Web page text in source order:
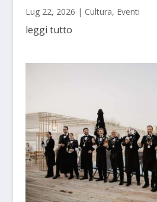
Lug 22, 2026 | Cultura, Eventi
leggi tutto